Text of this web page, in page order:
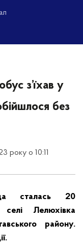
з’їхав у
без
року о 10:11
сталась 20
Лелюхівка
району.